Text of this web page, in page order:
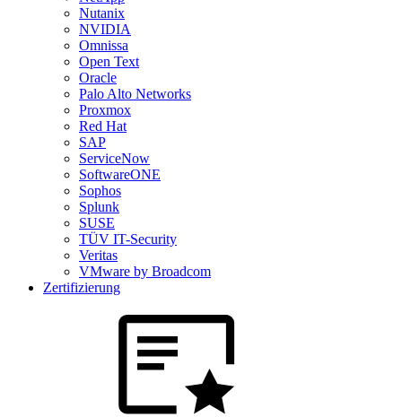
Nutanix
NVIDIA
Omnissa
Open Text
Oracle
Palo Alto Networks
Proxmox
Red Hat
SAP
ServiceNow
SoftwareONE
Sophos
Splunk
SUSE
TÜV IT-Security
Veritas
VMware by Broadcom
Zertifizierung